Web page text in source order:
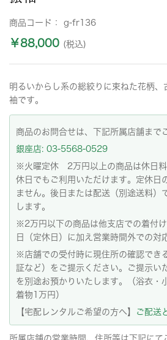
商品コード： g-fr136
￥88,000 (税込)
明るいからし系の総絞りに束ねた花柄
袖です。
商品のお問合せは、下記所属店舗まで
銀座店: 03-5568-0529
※火曜定休 2万円以上の商品は休日
休日でもご利用いただけます。定休日
ません。後日または配送（別途送料）
します。
※2万円以下の商品は他支店での着付
日（定休日）に加え営業時間外での対
※店舗での受付時に現住所の確認でき
証など）をご提示ください。ご提示い
を別途お預かりいたします。（浴衣・
着物1万円）
【宅配レンタルご希望の方へ】
ご配送
所属店舗の営業時間、住所等は下記にて